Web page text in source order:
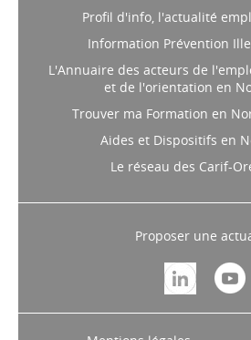
Profil d'info, l'actualité
Information Prévention
L'Annuaire des acteurs de
et de l'orientation en
Trouver ma Formation en
Aides et Dispositifs en
Le réseau des Carif-
Proposer une